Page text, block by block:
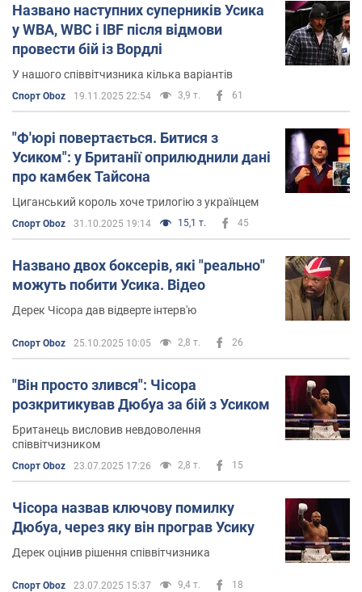
Названо наступних суперників Усика
у WBA, WBС і IBF після відмови
провести бій із Вордлі
У нашого співвітчизника кілька варіантів
Спорт Oboz 19.11.2025 22:54 3,9 т. 61
"Ф'юрі повертається. Битися з
Усиком": у Британії оприлюднили дані
про камбек Тайсона
Циганський король хоче трилогію з українцем
Спорт Oboz 31.10.2025 19:14 15,1 т. 45
Названо двох боксерів, які "реально"
можуть побити Усика. Відео
Дерек Чісора дав відверте інтерв'ю
Спорт Oboz 25.10.2025 10:05 2,8 т. 26
"Він просто злився": Чісора
розкритикував Дюбуа за бій з Усиком
Британець висловив невдоволення
співвітчизником
Спорт Oboz 23.07.2025 17:26 2,8 т. 15
Чісора назвав ключову помилку
Дюбуа, через яку він програв Усику
Дерек оцінив рішення співвітчизника
Спорт Oboz 23.07.2025 15:37 9,4 т. 18